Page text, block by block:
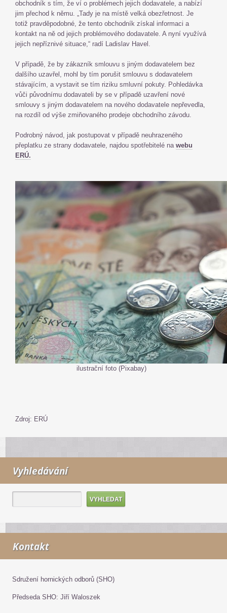
obchodník s tím, že ví o problémech jejich dodavatele, a nabízí
jim přechod k němu. „Tady je na místě velká obezřetnost. Je
totiž pravděpodobné, že tento obchodník získal informaci a
kontakt na ně od jejich problémového dodavatele. A nyní využívá
jejich nepříznivé situace,“ radí Ladislav Havel.
V případě, že by zákazník smlouvu s jiným dodavatelem bez
dalšího uzavřel, mohl by tím porušit smlouvu s dodavatelem
stávajícím, a vystavit se tím riziku smluvní pokuty. Pohledávka
vůči původnímu dodavateli by se v případě uzavření nové
smlouvy s jiným dodavatelem na nového dodavatele nepřevedla,
na rozdíl od výše zmiňovaného prodeje obchodního závodu.
Podrobný návod, jak postupovat v případě neuhrazeného
přeplatku ze strany dodavatele, najdou spotřebitelé na webu
ERÚ.
ilustrační foto (Pixabay)
Zdroj: ERÚ
Vyhledávání
Kontakt
Sdružení hornických odborů (SHO)
Předseda SHO: Jiří Waloszek